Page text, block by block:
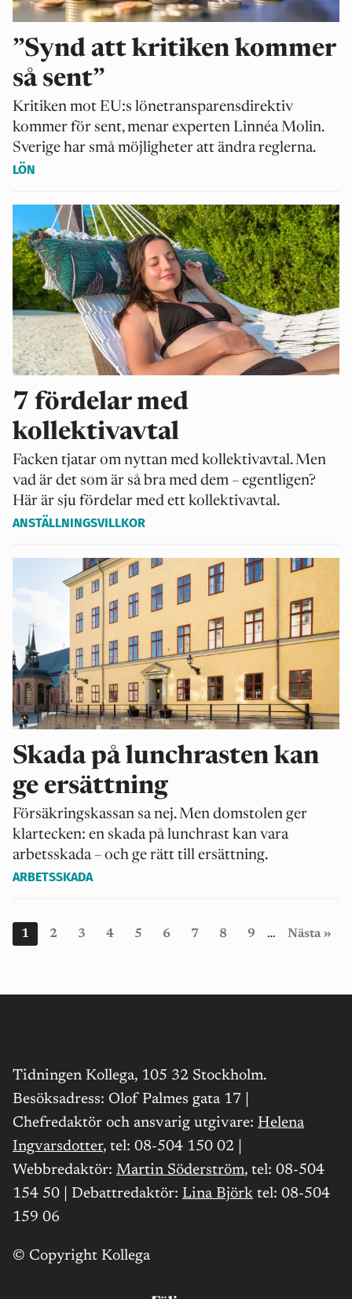
”Synd att kritiken kommer
så sent”
Kritiken mot EU:s lönetransparensdirektiv
kommer för sent, menar experten Linnéa Molin.
Sverige har små möjligheter att ändra reglerna.
LÖN
7 fördelar med
kollektivavtal
Facken tjatar om nyttan med kollektivavtal. Men
vad är det som är så bra med dem – egentligen?
Här är sju fördelar med ett kollektivavtal.
ANSTÄLLNINGSVILLKOR
Skada på lunchrasten kan
ge ersättning
Försäkringskassan sa nej. Men domstolen ger
klartecken: en skada på lunchrast kan vara
arbetsskada – och ge rätt till ersättning.
ARBETSSKADA
Paginering
Nuvarande
1 Page
2 Page
3 Page
4 Page
5 Page
6 Page
7 Page
8 Page
9 … Nästa ››
Tidningen Kollega, 105 32 Stockholm.
Besöksadress: Olof Palmes gata 17 |
Chefredaktör och ansvarig utgivare: Helena
Ingvarsdotter, tel: 08-504 150 02 |
Webbredaktör: Martin Söderström, tel: 08-504
154 50 | Debattredaktör: Lina Björk tel: 08-504
159 06
© Copyright Kollega